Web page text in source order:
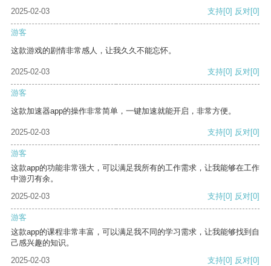
2025-02-03
支持[0] 反对[0]
游客
这款游戏的剧情非常感人，让我久久不能忘怀。
2025-02-03 支持[0] 反对[0]
游客
这款加速器app的操作非常简单，一键加速就能开启，非常方便。
2025-02-03 支持[0] 反对[0]
游客
这款app的功能非常强大，可以满足我所有的工作需求，让我能够在工作
中游刃有余。
2025-02-03
支持[0] 反对[0]
游客
这款app的课程非常丰富，可以满足我不同的学习需求，让我能够找到自
己感兴趣的知识。
2025-02-03
支持[0] 反对[0]